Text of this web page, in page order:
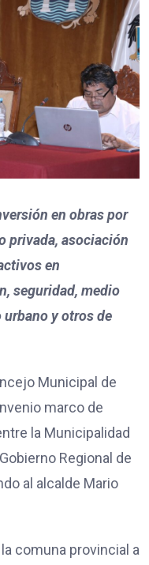
en obras por
privada, asociación
en
seguridad, medio
y otros de
Municipal de
marco de
la Municipalidad
Regional de
al alcalde Mario
comuna provincial a